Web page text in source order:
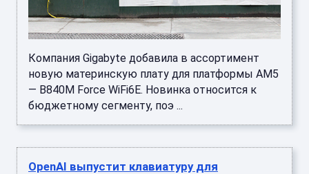
Компания Gigabyte добавила в ассортимент
новую материнскую плату для платформы AM5
— B840M Force WiFi6E. Новинка относится к
бюджетному сегменту, поэ ...
OpenAI выпустит клавиатуру для